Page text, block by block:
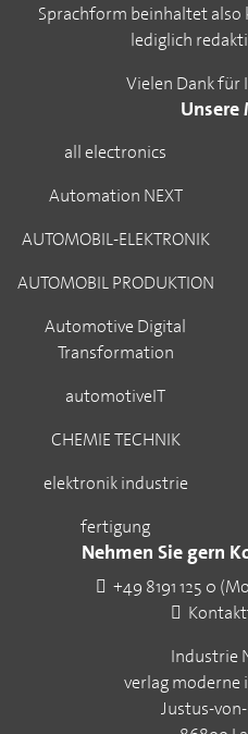
Sprachform beinhaltet also
lediglich
Vielen Dank für
Unsere
all electronics
Automation NEXT
AUTOMOBIL-ELEKTRONIK
AUTOMOBIL PRODUKTION
Automotive Digital
Transformation
automotiveIT
CHEMIE TECHNIK
elektronik industrie
fertigung
Nehmen Sie gern
+49 8191 125 0
Industrie
verlag moderne
Justus-von-